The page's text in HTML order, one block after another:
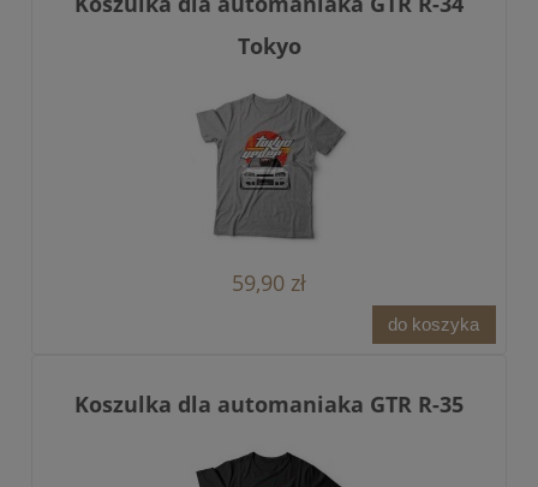
Tokyo
59,90 zł
do koszyka
Koszulka dla automaniaka GTR R-35